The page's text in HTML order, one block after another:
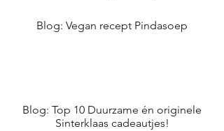
Blog: Vegan recept Pindasoep
Blog: Top 10 Duurzame én originele
Sinterklaas cadeautjes!